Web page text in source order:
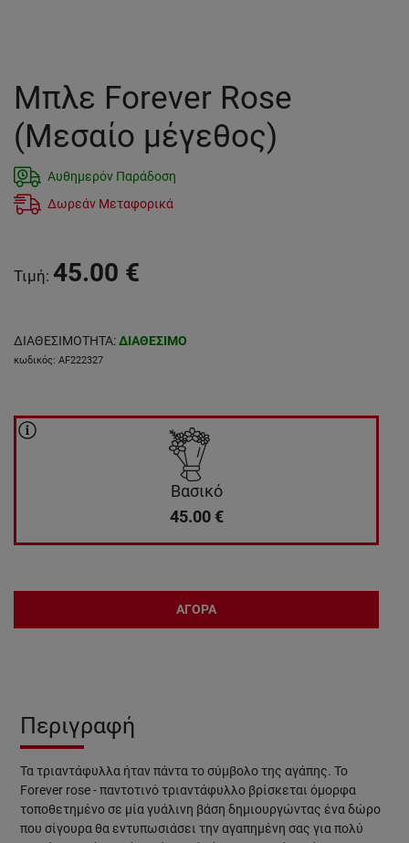
Μπλε Forever Rose
(Μεσαίο μέγεθος)
Αυθημερόν Παράδοση
Δωρεάν Μεταφορικά
Τιμή: 45.00 €
ΔΙΑΘΕΣΙΜΟΤΗΤΑ:ΔΙΑΘΕΣΙΜΟ
κωδικός: AF222327
Βασικό
45.00 €
ΑΓΟΡΑ
Περιγραφή
Τα τριαντάφυλλα ήταν πάντα το σύμβολο της αγάπης. Το
Forever rose - παντοτινό τριαντάφυλλο βρίσκεται όμορφα
τοποθετημένο σε μία γυάλινη βάση δημιουργώντας ένα δώρο
που σίγουρα θα εντυπωσιάσει την αγαπημένη σας για πολύ